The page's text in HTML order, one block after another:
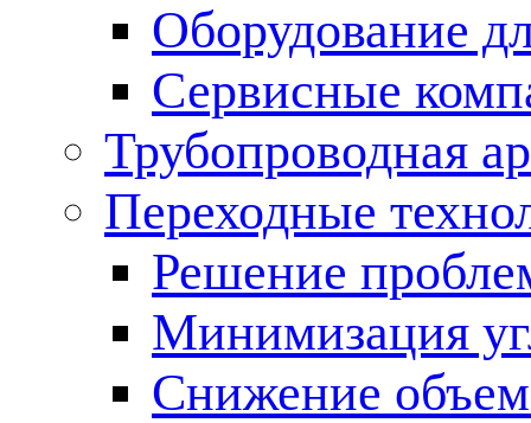
Оборудование
Сервисные
Трубопроводная
Переходные
Решение
Минимизация
Снижение